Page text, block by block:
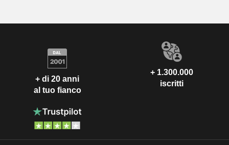
+ di 20 anni
al tuo fianco
+ 1.300.000
iscritti